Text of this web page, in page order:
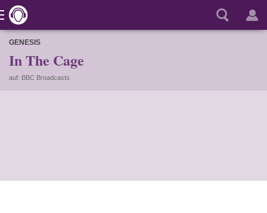
GENESIS
In The Cage
auf: BBC Broadcasts